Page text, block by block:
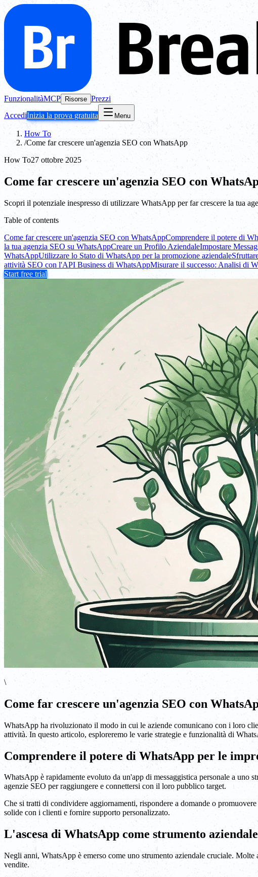
FunzionalitàMCP Risorse Prezzi
AccediInizia la prova gratuita Menu
How To
/Come far crescere un'agenzia SEO con WhatsApp
How To27 ottobre 2025
Come far crescere un'agenzia SEO con
Scopri il potenziale inespresso di utilizzare WhatsApp per far crescere la tua
Table of contents
Come far crescere un'agenzia SEO con WhatsAppComprendere il potere di
la tua agenzia SEO su WhatsAppCreare un Profilo AziendaleImpostare
WhatsAppUtilizzare lo Stato di WhatsApp per la promozione aziendale
attività SEO con l'API Business di WhatsAppMisurare il successo: Analisi di
Start free trial
\
Come far crescere un'agenzia SEO con
WhatsApp ha rivoluzionato il modo in cui le aziende comunicano con i loro
attività. In questo articolo, esploreremo le varie strategie e funzionalità di
Comprendere il potere di WhatsApp per le
WhatsApp è rapidamente evoluto da un'app di messaggistica personale a
agenzie SEO per raggiungere e connettersi con il loro pubblico target.
Che si tratti di condividere aggiornamenti, rispondere a domande o
solide con i clienti e fornire supporto personalizzato.
L'ascesa di WhatsApp come strumento aziendale
Negli anni, WhatsApp è emerso come uno strumento aziendale cruciale.
vendite.